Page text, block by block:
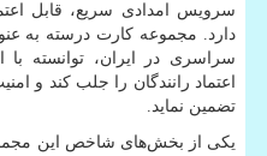
سرویس امدادی سریع، قابل
دارد. مجموعه کارت درسته به
سراسری در ایران، توانسته
اعتماد رانندگان را جلب کند و
تضمین نماید.
یکی از بخش‌های شاخص این